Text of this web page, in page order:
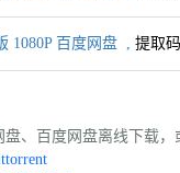
1080P 百度网盘 , 提取
、百度网盘离线下载